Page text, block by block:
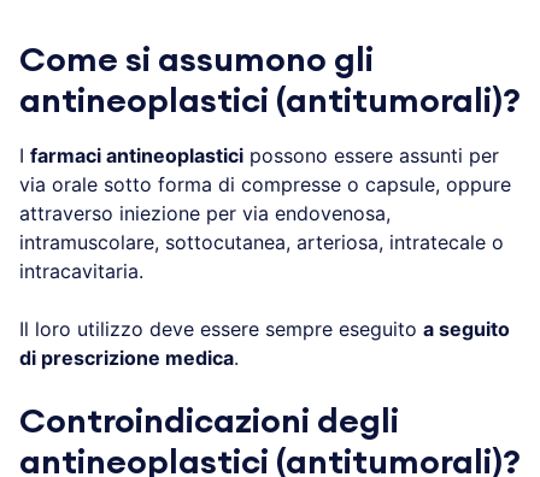
Come si assumono gli
antineoplastici (antitumorali)?
I farmaci antineoplastici possono essere assunti per
via orale sotto forma di compresse o capsule, oppure
attraverso iniezione per via endovenosa,
intramuscolare, sottocutanea, arteriosa, intratecale o
intracavitaria.
Il loro utilizzo deve essere sempre eseguito a seguito
di prescrizione medica.
Controindicazioni degli
antineoplastici (antitumorali)?